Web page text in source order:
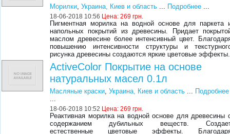
Морилки,Украина, Киев и область ... Подробнее ...
18-06-2018 10:56 Цена:269 грн.
Пигментная морилка на водной основе для паркета
напольных покрытий из древесины. Придает
маслом древесине более интенсивный цвет.
повышению интенсивности структуры и
рисунка древесины создаются яркие цветовые эффекты.
ActiveColor Покрытие на основе
натуральных масел 0.1л
Масляные краски,Украина, Киев и область ... Подробнее
...
18-06-2018 10:52 Цена:269 грн.
Реактивная морилка на водной основе для древесины
содержанием дубильных веществ.
естественные цветовые эффекты.